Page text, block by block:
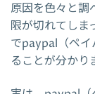
原因を色々と調
限が切れてしま
でpaypal（ペイ
ることが分かり